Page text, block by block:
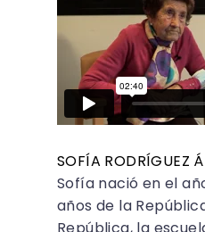
SOFÍA RODRÍGUEZ
Sofía nació en el
años de la